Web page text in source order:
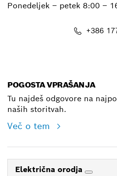
Ponedeljek – petek 8:00 –
+386
POGOSTA VPRAŠANJA
Tu najdeš odgovore na
naših storitvah.
Več o tem
Električna orodja